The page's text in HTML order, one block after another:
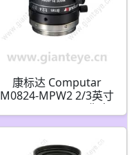
康标达 Computar
M0824-MPW2 2/3英寸
8mm F2.4 500万像素